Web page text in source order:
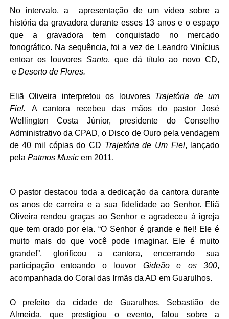
No intervalo, a apresentação de um vídeo sobre a
história da gravadora durante esses 13 anos e o espaço
que a gravadora tem conquistado no mercado
fonográfico. Na sequência, foi a vez de Leandro Vinícius
entoar os louvores Santo, que dá título ao novo CD,
e Deserto de Flores.
Eliã Oliveira interpretou os louvores Trajetória de um
Fiel. A cantora recebeu das mãos do pastor José
Wellington Costa Júnior, presidente do Conselho
Administrativo da CPAD, o Disco de Ouro pela vendagem
de 40 mil cópias do CD Trajetória de Um Fiel, lançado
pela Patmos Musicem 2011.
O pastor destacou toda a dedicação da cantora durante
os anos de carreira e a sua fidelidade ao Senhor. Eliã
Oliveira rendeu graças ao Senhor e agradeceu à igreja
que tem orado por ela. “O Senhor é grande e fiel! Ele é
muito mais do que você pode imaginar. Ele é muito
grande!”, glorificou a cantora, encerrando sua
participação entoando o louvor Gideão e os 300,
acompanhada do Coral das Irmãs da AD em Guarulhos.
O prefeito da cidade de Guarulhos, Sebastião de
Almeida, que prestigiou o evento, falou sobre a